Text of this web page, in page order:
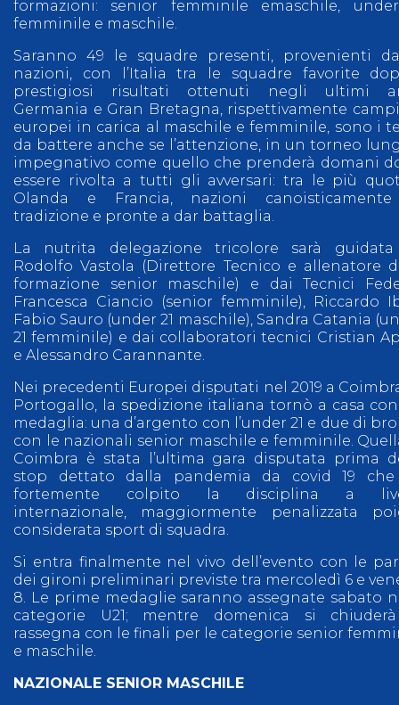
formazioni: senior femminile emaschile,
femminile e maschile.
Saranno 49 le squadre presenti, provenienti
nazioni, con l’Italia tra le squadre favorite
prestigiosi risultati ottenuti negli ultimi
Germania e Gran Bretagna, rispettivamente
europei in carica al maschile e femminile, sono i
da battere anche se l’attenzione, in un torneo
impegnativo come quello che prenderà domani
essere rivolta a tutti gli avversari: tra le più
Olanda e Francia, nazioni
tradizione e pronte a dar battaglia.
La nutrita delegazione tricolore sarà
Rodolfo Vastola (Direttore Tecnico e allenatore
formazione senior maschile) e dai Tecnici
Francesca Ciancio (senior femminile), Riccardo
Fabio Sauro (under 21 maschile), Sandra Catania
21 femminile) e dai collaboratori tecnici Cristian
e Alessandro Carannante.
Nei precedenti Europei disputati nel 2019 a
Portogallo, la spedizione italiana tornò a casa
medaglia: una d’argento con l’under 21 e due di
con le nazionali senior maschile e femminile.
Coimbra è stata l’ultima gara disputata prima
stop dettato dalla pandemia da covid 19
fortemente colpito la disciplina a
internazionale, maggiormente penalizzata
considerata sport di squadra.
Si entra finalmente nel vivo dell’evento con le
dei gironi preliminari previste tra mercoledì 6 e
8. Le prime medaglie saranno assegnate sabato
categorie U21; mentre domenica si
rassegna con le finali per le categorie senior
e maschile.
NAZIONALE SENIOR MASCHILE